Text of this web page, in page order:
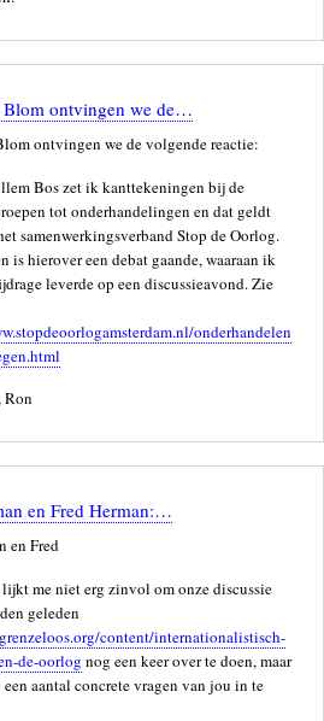
Blom ontvingen we de…
ontvingen we de volgende reactie:
Bos zet ik kanttekeningen bij de
tot onderhandelingen en dat geldt
samenwerkingsverband Stop de Oorlog.
is hierover een debat gaande, waaraan ik
leverde op een discussieavond. Zie
onderhandelen
Ron
en Fred Herman:…
en Fred
me niet erg zinvol om onze discussie
geleden
content/internationalistisch-
de-oorlog nog een keer over te doen, maar
aantal concrete vragen van jou in te